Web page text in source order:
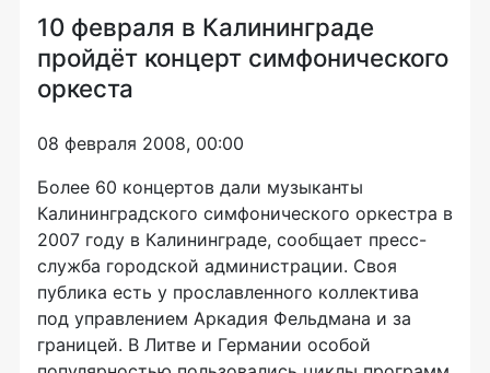
10 февраля в Калининграде
пройдёт концерт симфонического
оркеста
08 февраля 2008, 00:00
Более 60 концертов дали музыканты
Калининградского симфонического оркестра в
2007 году в Калининграде, сообщает пресс-
служба городской администрации. Своя
публика есть у прославленного коллектива
под управлением Аркадия Фельдмана и за
границей. В Литве и Германии особой